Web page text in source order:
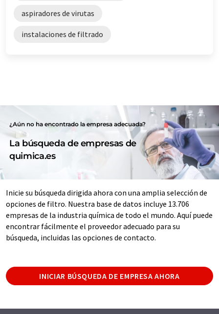
aspiradores de virutas
instalaciones de filtrado
¿Aún no ha encontrado la empresa adecuada?
La búsqueda de empresas de
quimica.es
Inicie su búsqueda dirigida ahora con una amplia selección de
opciones de filtro. Nuestra base de datos incluye 13.706
empresas de la industria química de todo el mundo. Aquí puede
encontrar fácilmente el proveedor adecuado para su
búsqueda, incluidas las opciones de contacto.
INICIAR BÚSQUEDA DE EMPRESA AHORA